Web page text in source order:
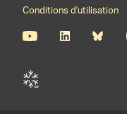
Conditions d'utilisation